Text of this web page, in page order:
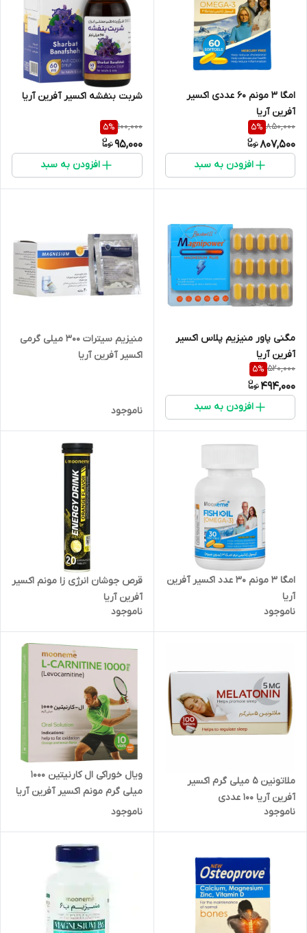
امگا 3 مونم 60 عددی اکسیر
آفرین آریا
850,000
5%
807,500
افزودن به سبد
شربت بنفشه اکسیر آفرین آریا
100,000
5%
95,000
افزودن به سبد
مگنی پاور منیزیم پلاس اکسیر
آفرین آریا
520,000
5%
494,000
افزودن به سبد
منیزیم سیترات 300 میلی گرمی
اکسیر آفرین آریا
ناموجود
امگا 3 مونم 30 عدد اکسیر آفرین
آریا
ناموجود
قرص جوشان انرژی زا مونم اکسیر
آفرین آریا
ناموجود
ملاتونین 5 میلی گرم اکسیر
آفرین آریا 100 عددی
ناموجود
ویال خوراکی ال کارنیتین 1000
میلی گرم مونم اکسیر آفرین آریا
10 عدد انقضا 2025/10/21
ناموجود